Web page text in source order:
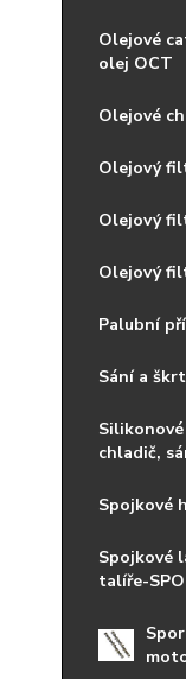
Olejové
olej OCT
Olejové
Olejový
Olejový
Olejový
Palubní
Sání a
chladič,
Spojkové
Spojkové
talíře-